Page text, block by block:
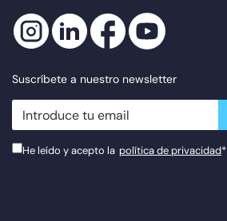
Suscríbete a nuestro newsletter
newsletter.suscribe
He leído y acepto la política de privacidad*